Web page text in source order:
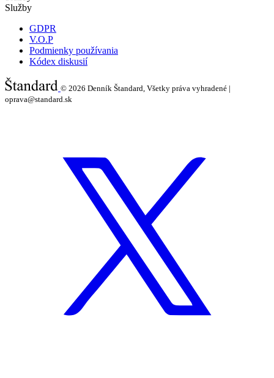
Služby
GDPR
V.O.P
Podmienky používania
Kódex diskusií
© 2026 Denník Štandard, Všetky práva vyhradené |
oprava@standard.sk